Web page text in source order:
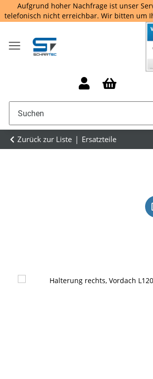
Aufgrund hoher Nachfrage ist unser
telefonisch nicht erreichbar. Wir bitten um
Zurück zur Liste Ersatzteile